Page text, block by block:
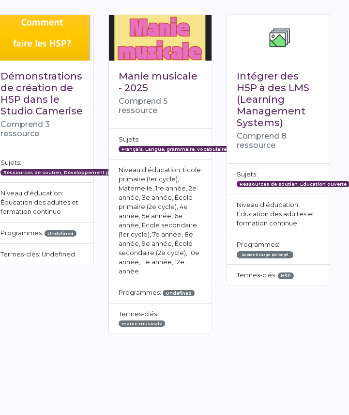
Démonstrations
de création de
H5P dans le
Studio Camerise
Comprend 3
ressource
Sujets:
Ressources de soutien, Développement professionnel en milieu éducatif
Niveau d'éducation:
Éducation des adultes et
formation continue
Programmes: Undefined
Termes-clés: Undefined
Manie musicale
- 2025
Comprend 5
ressource
Sujets:
Français, Langue, grammaire, vocabulaire
Niveau d'éducation: École
primaire (1er cycle),
Maternelle, 1re année, 2e
année, 3e année, École
primaire (2e cycle), 4e
année, 5e année, 6e
année, École secondaire
(1er cycle), 7e année, 8e
année, 9e année, École
secondaire (2e cycle), 10e
année, 11e année, 12e
année
Programmes: Undefined
Termes-clés:
manie musicale
Intégrer des
H5P à des LMS
(Learning
Management
Systems)
Comprend 8
ressource
Sujets:
Ressources de soutien, Éducation ouverte
Niveau d'éducation:
Éducation des adultes et
formation continue
Programmes:
Apprentissage prolongé
Termes-clés: H5P